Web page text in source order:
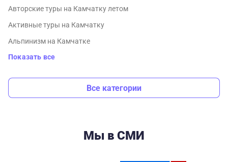
Авторские туры на Камчатку летом
Активные туры на Камчатку
Альпинизм на Камчатке
Показать все
Все категории
Мы в СМИ